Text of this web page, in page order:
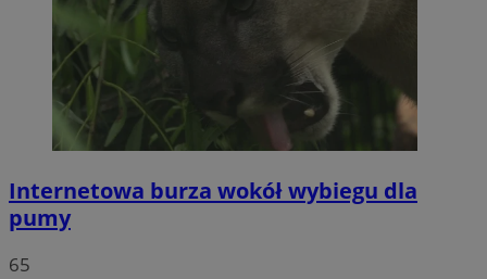
Internetowa burza wokół wybiegu dla
pumy
65